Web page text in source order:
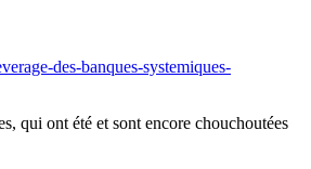
des-banques-systemiques-
qui ont été et sont encore chouchoutées